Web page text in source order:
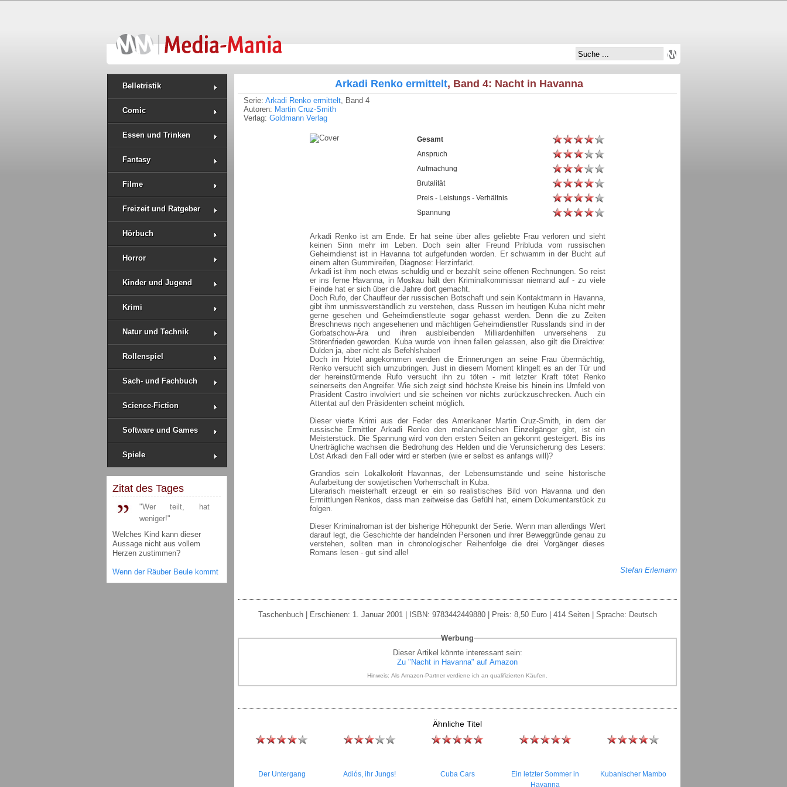
Belletristik
Comic
Essen und Trinken
Fantasy
Filme
Freizeit und Ratgeber
Hörbuch
Horror
Kinder und Jugend
Krimi
Natur und Technik
Rollenspiel
Sach- und Fachbuch
Science-Fiction
Software und Games
Spiele
Zitat des Tages
"Wer teilt, hat
weniger!"
Welches Kind kann dieser
Aussage nicht aus vollem
Herzen zustimmen?
Wenn der Räuber Beule kommt
Arkadi Renko ermittelt, Band 4: Nacht in Havanna
Serie: Arkadi Renko ermittelt, Band 4
Autoren: Martin Cruz-Smith
Verlag: Goldmann Verlag
Gesamt
Anspruch
Aufmachung
Brutalität
Preis - Leistungs - Verhältnis
Spannung
Arkadi Renko ist am Ende. Er hat seine über alles geliebte Frau verloren und sieht
keinen Sinn mehr im Leben. Doch sein alter Freund Pribluda vom russischen
Geheimdienst ist in Havanna tot aufgefunden worden. Er schwamm in der Bucht auf
einem alten Gummireifen, Diagnose: Herzinfarkt.
Arkadi ist ihm noch etwas schuldig und er bezahlt seine offenen Rechnungen. So reist
er ins ferne Havanna, in Moskau hält den Kriminalkommissar niemand auf - zu viele
Feinde hat er sich über die Jahre dort gemacht.
Doch Rufo, der Chauffeur der russischen Botschaft und sein Kontaktmann in Havanna,
gibt ihm unmissverständlich zu verstehen, dass Russen im heutigen Kuba nicht mehr
gerne gesehen und Geheimdienstleute sogar gehasst werden. Denn die zu Zeiten
Breschnews noch angesehenen und mächtigen Geheimdienstler Russlands sind in der
Gorbatschow-Ära und ihren ausbleibenden Milliardenhilfen unversehens zu
Störenfrieden geworden. Kuba wurde von ihnen fallen gelassen, also gilt die Direktive:
Dulden ja, aber nicht als Befehlshaber!
Doch im Hotel angekommen werden die Erinnerungen an seine Frau übermächtig,
Renko versucht sich umzubringen. Just in diesem Moment klingelt es an der Tür und
der hereinstürmende Rufo versucht ihn zu töten - mit letzter Kraft tötet Renko
seinerseits den Angreifer. Wie sich zeigt sind höchste Kreise bis hinein ins Umfeld von
Präsident Castro involviert und sie scheinen vor nichts zurückzuschrecken. Auch ein
Attentat auf den Präsidenten scheint möglich.
Dieser vierte Krimi aus der Feder des Amerikaner Martin Cruz-Smith, in dem der
russische Ermittler Arkadi Renko den melancholischen Einzelgänger gibt, ist ein
Meisterstück. Die Spannung wird von den ersten Seiten an gekonnt gesteigert. Bis ins
Unerträgliche wachsen die Bedrohung des Helden und die Verunsicherung des Lesers:
Löst Arkadi den Fall oder wird er sterben (wie er selbst es anfangs will)?
Grandios sein Lokalkolorit Havannas, der Lebensumstände und seine historische
Aufarbeitung der sowjetischen Vorherrschaft in Kuba.
Literarisch meisterhaft erzeugt er ein so realistisches Bild von Havanna und den
Ermittlungen Renkos, dass man zeitweise das Gefühl hat, einem Dokumentarstück zu
folgen.
Dieser Kriminalroman ist der bisherige Höhepunkt der Serie. Wenn man allerdings Wert
darauf legt, die Geschichte der handelnden Personen und ihrer Beweggründe genau zu
verstehen, sollten man in chronologischer Reihenfolge die drei Vorgänger dieses
Romans lesen - gut sind alle!
Stefan Erlemann
Taschenbuch | Erschienen: 1. Januar 2001 | ISBN: 9783442449880 | Preis: 8,50 Euro | 414 Seiten | Sprache: Deutsch
Werbung
Dieser Artikel könnte interessant sein:
Zu "Nacht in Havanna" auf Amazon
Hinweis: Als Amazon-Partner verdiene ich an qualifizierten Käufen.
Ähnliche Titel
Der Untergang Adiós, ihr Jungs! Cuba Cars
Ein letzter Sommer in
Havanna
Kubanischer Mambo